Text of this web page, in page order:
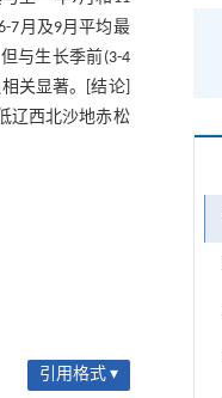
7月及9月平均最
与生长季前(3-4
关显著。[结论]
辽西北沙地赤松
引用格式 ▾